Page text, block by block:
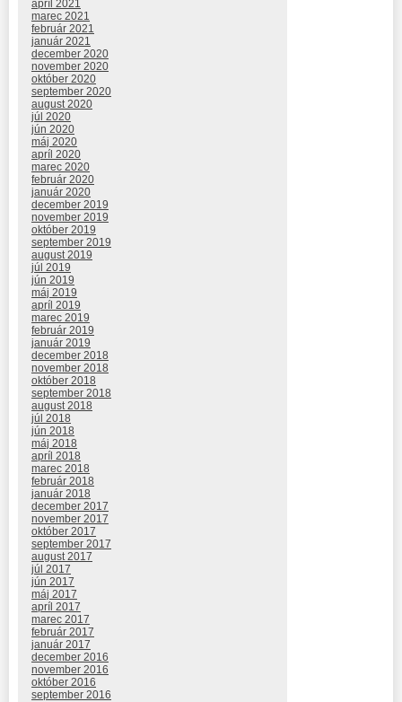
apríl 2021
marec 2021
február 2021
január 2021
december 2020
november 2020
október 2020
september 2020
august 2020
júl 2020
jún 2020
máj 2020
apríl 2020
marec 2020
február 2020
január 2020
december 2019
november 2019
október 2019
september 2019
august 2019
júl 2019
jún 2019
máj 2019
apríl 2019
marec 2019
február 2019
január 2019
december 2018
november 2018
október 2018
september 2018
august 2018
júl 2018
jún 2018
máj 2018
apríl 2018
marec 2018
február 2018
január 2018
december 2017
november 2017
október 2017
september 2017
august 2017
júl 2017
jún 2017
máj 2017
apríl 2017
marec 2017
február 2017
január 2017
december 2016
november 2016
október 2016
september 2016